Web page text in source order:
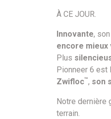
À CE JOUR.
Innovante,
encore
Plus
Pionneer 6
Zwifloc™, son
Notre dernière
terrain.